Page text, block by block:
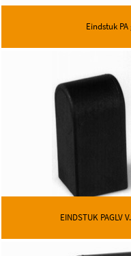
Eindstuk
EINDSTUK PAGLV